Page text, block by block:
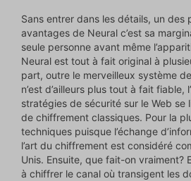
Sans entrer dans les détails, un des
avantages de Neural c’est sa
seule personne avant même
Neural est tout à fait original à
part, outre le merveilleux système
n’est d’ailleurs plus tout à fait fiable,
stratégies de sécurité sur le Web se
de chiffrement classiques. Pour la
techniques puisque l’échange
l’art du chiffrement est considéré
Unis. Ensuite, que fait-on vraiment?
à chiffrer le canal où transigent les